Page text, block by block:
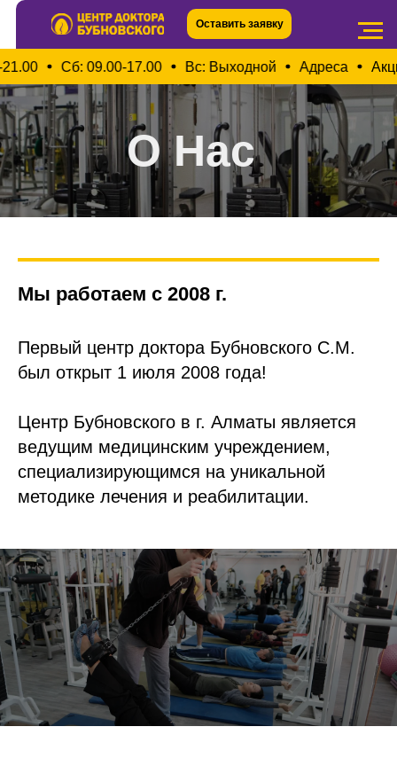
Оставить заявку
Сб: 09.00-17.00 Вс: Выходной Адреса Акции
О Нас
Мы работаем с 2008 г.
Первый центр доктора Бубновского С.М. ​
был открыт 1 июля 2008 года! ​
Центр Бубновского в г. Алматы является
ведущим медицинским учреждением,
специализирующимся на уникальной
методике лечения и реабилитации.